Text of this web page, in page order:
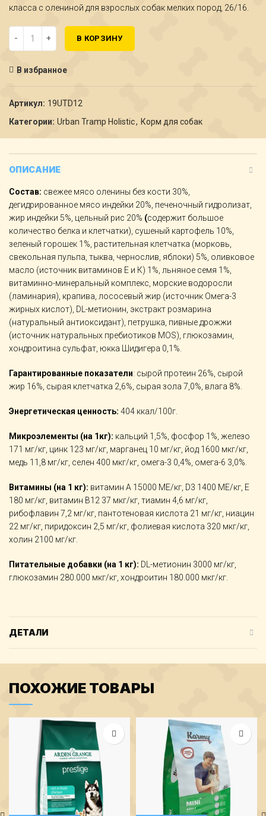
₽
₽
класса с олениной для взрослых собак мелких пород, 26/16.
В КОРЗИНУ
В избранное
Артикул: 19UTD12
Категории: Urban Tramp Holistic, Корм для собак
ОПИСАНИЕ
Состав: свежее мясо оленины без кости 30%,
дегидрированное мясо индейки 20%, печеночный гидролизат,
жир индейки 5%, цельный рис 20% (содержит большое
количество белка и клетчатки), сушеный картофель 10%,
зеленый горошек 1%, растительная клетчатка (морковь,
свекольная пульпа, тыква, чернослив, яблоки) 5%, оливковое
масло (источник витаминов Е и К) 1%, льняное семя 1%,
витаминно-минеральный комплекс, морские водоросли
(ламинария), крапива, лососевый жир (источник Омега-3
жирных кислот), DL-метионин, экстракт розмарина
(натуральный антиоксидант), петрушка, пивные дрожжи
(источник натуральных пребиотиков MOS), глюкозамин,
хондроитина сульфат, юкка Шидигера 0,1%.
Гарантированные показатели: сырой протеин 26%, сырой
жир 16%, сырая клетчатка 2,6%, сырая зола 7,0%, влага 8%.
Энергетическая ценность: 404 ккал/100г.
Микроэлементы (на 1кг): кальций 1,5%, фосфор 1%, железо
171 мг/кг, цинк 123 мг/кг, марганец 10 мг/кг, йод 1600 мкг/кг,
медь 11,8 мг/кг, селен 400 мкг/кг, омега-3 0,4%, омега-6 3,0%.
Витамины (на 1 кг): витамин А 15000 МЕ/кг, D3 1400 МЕ/кг, Е
180 мг/кг, витамин В12 37 мкг/кг, тиамин 4,6 мг/кг,
рибофлавин 7,2 мг/кг, пантотеновая кислота 21 мг/кг, ниацин
22 мг/кг, пиридоксин 2,5 мг/кг, фолиевая кислота 320 мкг/кг,
холин 2100 мг/кг.
Питательные добавки (на 1 кг): DL-метионин 3000 мг/кг,
глюкозамин 280.000 мкг/кг, хондроитин 180.000 мкг/кг.
ДЕТАЛИ
ПОХОЖИЕ ТОВАРЫ